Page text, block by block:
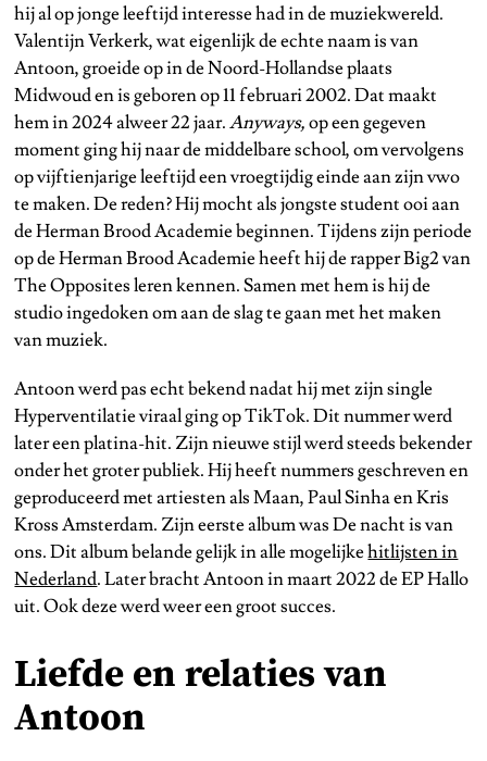
hij al op jonge leeftijd interesse had in de muziekwereld.
Valentijn Verkerk, wat eigenlijk de echte naam is van
Antoon, groeide op in de Noord-Hollandse plaats
Midwoud en is geboren op 11 februari 2002. Dat maakt
hem in 2024 alweer 22 jaar.Anyways,op een gegeven
moment ging hij naar de middelbare school, om vervolgens
op vijftienjarige leeftijd een vroegtijdig einde aan zijn vwo
te maken. De reden? Hij mocht als jongste student ooi aan
de Herman Brood Academie beginnen. Tijdens zijn periode
op de Herman Brood Academie heeft hij de rapper Big2 van
The Opposites leren kennen. Samen met hem is hij de
studio ingedoken om aan de slag te gaan met het maken
van muziek.
Antoon werd pas echt bekend nadat hij met zijn single
Hyperventilatie viraal ging op TikTok. Dit nummer werd
later een platina-hit. Zijn nieuwe stijl werd steeds bekender
onder het groter publiek. Hij heeft nummers geschreven en
geproduceerd met artiesten als Maan, Paul Sinha en Kris
Kross Amsterdam. Zijn eerste album was De nacht is van
ons. Dit album belande gelijk in alle mogelijkehitlijsten in
Nederland. Later bracht Antoon in maart 2022 de EP Hallo
uit. Ook deze werd weer een groot succes.
Liefde en relaties van
Antoon